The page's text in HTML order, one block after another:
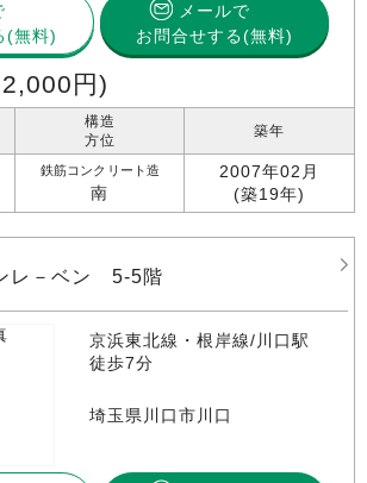
メールで
お問合せする(無料)
円)
構造
方位
鉄筋コンクリート造
南
築年
2007年02月
(築19年)
レ－ベン 5-5階
京浜東北線・根岸線/川口駅
徒歩7分
埼玉県川口市川口